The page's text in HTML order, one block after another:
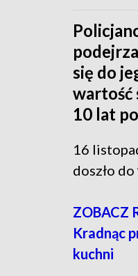
się do
wartość
10 lat
16
doszło do
ZOBACZ
Kradnąc
kuchni